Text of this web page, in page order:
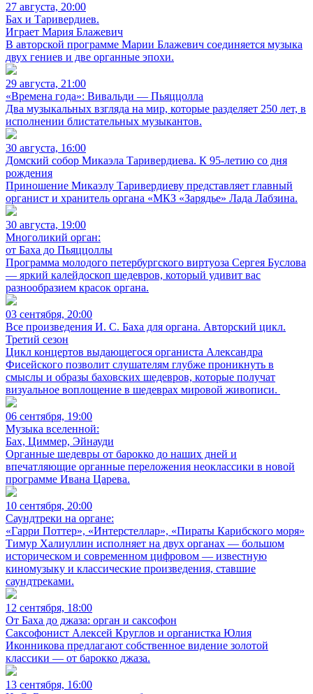
27 августа, 20:00
Бах и Таривердиев.
Играет Мария Блажевич
В авторской программе Марии Блажевич соединяется музыка
двух гениев и две органные эпохи.
29 августа, 21:00
«Времена года»: Вивальди — Пьяццолла
Два музыкальных взгляда на мир, которые разделяет 250 лет, в
исполнении блистательных музыкантов.
30 августа, 16:00
Домский собор Микаэла Таривердиева. К 95-летию со дня
рождения
Приношение Микаэлу Таривердиеву представляет главный
органист и хранитель органа «МКЗ «Зарядье» Лада Лабзина.
30 августа, 19:00
Многоликий орган:
от Баха до Пьяццоллы
Программа молодого петербургского виртуоза Сергея Буслова
— яркий калейдоскоп шедевров, который удивит вас
разнообразием красок органа.
03 сентября, 20:00
Все произведения И. С. Баха для органа. Авторский цикл.
Третий сезон
Цикл концертов выдающегося органиста Александра
Фисейского позволит слушателям глубже проникнуть в
смыслы и образы баховских шедевров, которые получат
визуальное воплощение в шедеврах мировой живописи.
06 сентября, 19:00
Музыка вселенной:
Бах, Циммер, Эйнауди
Органные шедевры от барокко до наших дней и
впечатляющие органные переложения неоклассики в новой
программе Ивана Царева.
10 сентября, 20:00
Саундтреки на органе:
«Гарри Поттер», «Интерстеллар», «Пираты Карибского моря»
Тимур Халиуллин исполняет на двух органах — большом
историческом и современном цифровом — известную
киномузыку и классические произведения, ставшие
саундтреками.
12 сентября, 18:00
От Баха до джаза: орган и саксофон
Саксофонист Алексей Круглов и органистка Юлия
Иконникова предлагают собственное видение золотой
классики — от барокко джаза.
13 сентября, 16:00